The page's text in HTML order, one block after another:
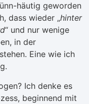
häutig geworden
dass wieder „hinter
“ und nur wenige
in der
Eine wie ich
Ich denke es
beginnend mit